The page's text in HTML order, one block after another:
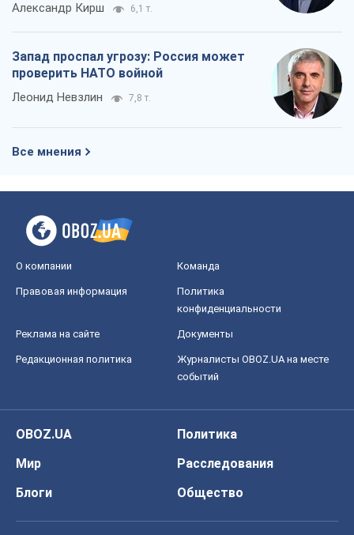
Александр Кирш 6,1 т.
Запад проспал угрозу: Россия может
проверить НАТО войной
Леонид Невзлин 7,8 т.
Все мнения
О компании Команда
Правовая информация
Политика
конфиденциальности
Реклама на сайте Документы
Редакционная политика
Журналисты OBOZ.UA на месте
событий
OBOZ.UA
Политика
Мир
Расследования
Блоги
Общество